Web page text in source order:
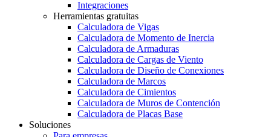
Integraciones
Herramientas gratuitas
Calculadora de Vigas
Calculadora de Momento de Inercia
Calculadora de Armaduras
Calculadora de Cargas de Viento
Calculadora de Diseño de Conexiones
Calculadora de Marcos
Calculadora de Cimientos
Calculadora de Muros de Contención
Calculadora de Placas Base
Soluciones